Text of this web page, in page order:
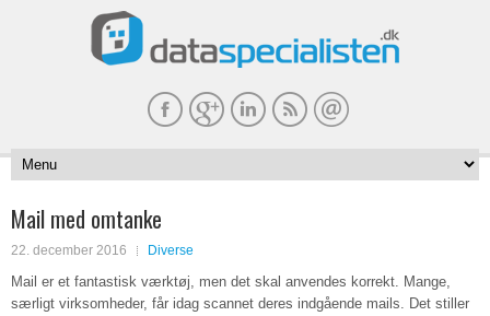
Mail med omtanke
22. december 2016 Diverse
Mail er et fantastisk værktøj, men det skal anvendes korrekt. Mange,
særligt virksomheder, får idag scannet deres indgående mails. Det stiller